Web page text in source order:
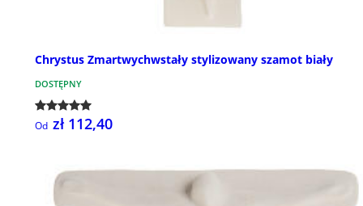
Chrystus Zmartwychwstały stylizowany szamot biały
DOSTĘPNY
Od zł 112,40